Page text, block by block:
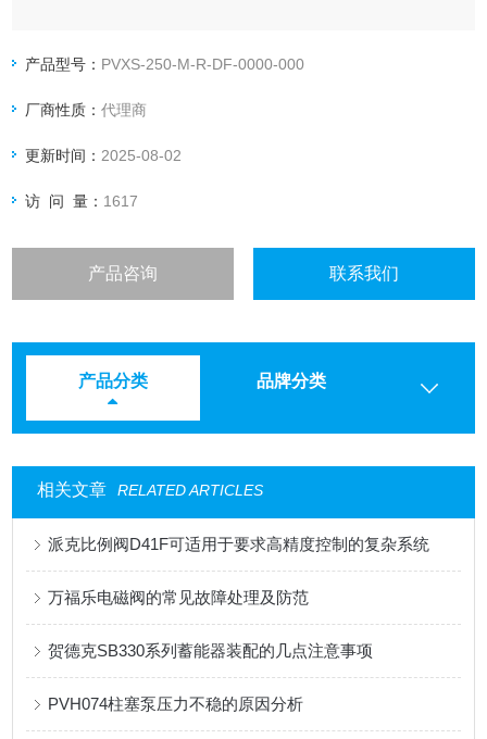
产品型号： PVXS-250-M-R-DF-0000-000
厂商性质：代理商
更新时间： 2025-08-02
访 问 量： 1617
产品咨询 联系我们
产品分类 品牌分类
相关文章 RELATED ARTICLES
派克比例阀D41F可适用于要求高精度控制的复杂系统
万福乐电磁阀的常见故障处理及防范
贺德克SB330系列蓄能器装配的几点注意事项
PVH074柱塞泵压力不稳的原因分析